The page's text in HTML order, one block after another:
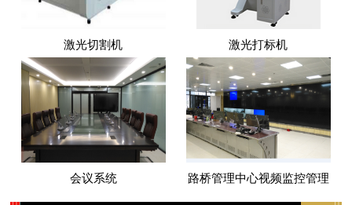
激光切割机 激光打标机
会议系统 路桥管理中心视频监控管理